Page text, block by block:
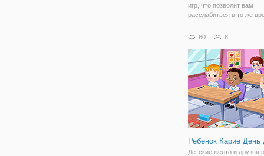
игр, что позволит вам
расслабиться в то же
насколько реально
галлюцинации, вам
Морти серия?
60 8
Ребенок Карие
Детские желто и друзья